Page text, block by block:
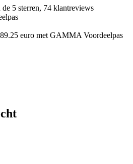
5 sterren, 74 klantreviews
euro met GAMMA Voordeelpas